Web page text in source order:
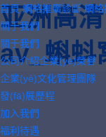
亚洲高
av_蝌蚪
首頁 網絡推廣診斷 網絡
關于我們
關于我們
公司介紹企業(yè)榮譽
企業(yè)文化管理團隊
發(fā)展歷程
加入我們
福利待遇